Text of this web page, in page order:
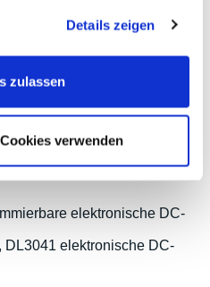
Details zeigen
zulassen
verwenden
Funktions-/ARB-
lineare DC-
lineare DC-
DL3041 elektronische DC-